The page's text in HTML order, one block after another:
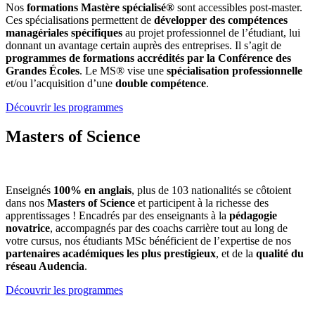
Nos formations Mastère spécialisé® sont accessibles post-master.
Ces spécialisations permettent de développer des compétences
managériales spécifiques au projet professionnel de l’étudiant, lui
donnant un avantage certain auprès des entreprises. Il s’agit de
programmes de formations accrédités par la Conférence des
Grandes Écoles. Le MS® vise une spécialisation professionnelle
et/ou l’acquisition d’une double compétence.
Découvrir les programmes
Masters of Science
Enseignés 100% en anglais, plus de 103 nationalités se côtoient
dans nos Masters of Science et participent à la richesse des
apprentissages ! Encadrés par des enseignants à la pédagogie
novatrice, accompagnés par des coachs carrière tout au long de
votre cursus, nos étudiants MSc bénéficient de l’expertise de nos
partenaires académiques les plus prestigieux, et de la qualité du
réseau Audencia.
Découvrir les programmes